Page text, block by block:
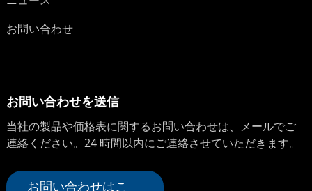
お問い合わせ
お問い合わせを送信
当社の製品や価格表に関するお問い合わせは、メールでご
連絡ください。24 時間以内にご連絡させていただきます。
お問い合わせはこ